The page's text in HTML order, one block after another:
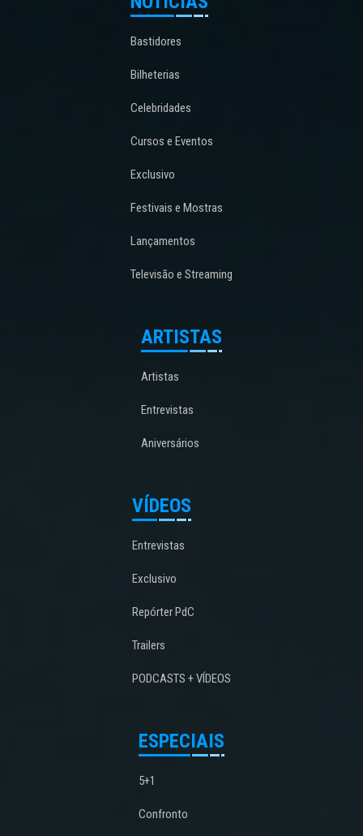
Bastidores
Bilheterias
Celebridades
Cursos e Eventos
Exclusivo
Festivais e Mostras
Lançamentos
Televisão e Streaming
ARTISTAS
Artistas
Entrevistas
Aniversários
VÍDEOS
Entrevistas
Exclusivo
Repórter PdC
Trailers
PODCASTS + VÍDEOS
ESPECIAIS
5+1
Confronto